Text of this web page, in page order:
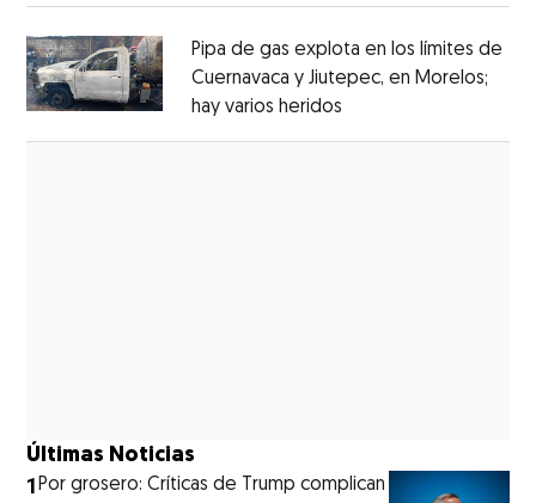
Pipa de gas explota en los límites de
Cuernavaca y Jiutepec, en Morelos;
hay varios heridos
Últimas Noticias
1Por grosero: Críticas de Trump complican